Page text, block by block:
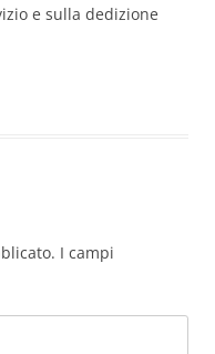
e sulla dedizione
I campi